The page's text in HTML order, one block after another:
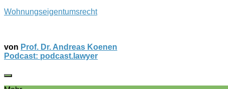
Wohnungseigentumsrecht
von Prof. Dr. Andreas Koenen
Podcast: podcast.lawyer